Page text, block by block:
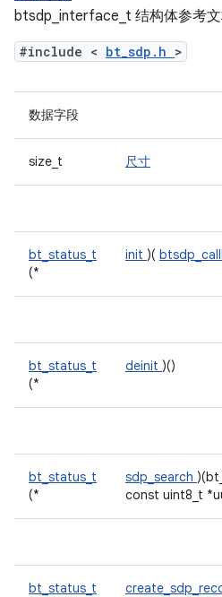
btsdp_interface_t 结构体参考
#include < bt_sdp.h >
数据字段
size_t 尺寸
bt_status_t
(*
init )(
bt_status_t
(*
deinit )()
bt_status_t
(*
sdp_search
const uint8_t
bt_status_t